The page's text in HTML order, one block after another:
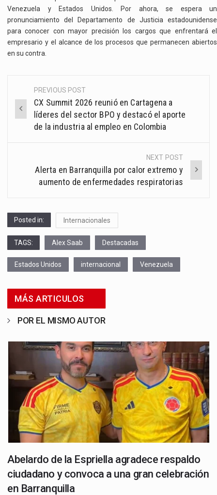
Venezuela y Estados Unidos. Por ahora, se espera un
pronunciamiento del Departamento de Justicia estadounidense
para conocer con mayor precisión los cargos que enfrentará el
empresario y el alcance de los procesos que permanecen abiertos
en su contra.
Post
navigation
PREVIOUS POST
CX Summit 2026 reunió en Cartagena a
líderes del sector BPO y destacó el aporte
de la industria al empleo en Colombia
NEXT POST
Alerta en Barranquilla por calor extremo y
aumento de enfermedades respiratorias
Posted in: Internacionales
TAGS: Alex Saab Destacadas
Estados Unidos internacional Venezuela
MÁS ARTICULOS
POR EL MISMO AUTOR
Abelardo de la Espriella agradece respaldo
ciudadano y convoca a una gran celebración
en Barranquilla